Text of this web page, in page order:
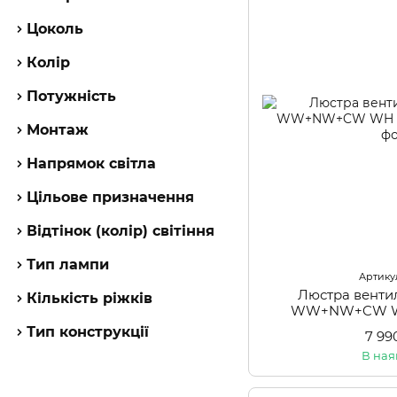
Люстра
WW+NW+CW
7
В
Цоколь
Колір
Потужність
Монтаж
Напрямок світла
Цільове призначення
Відтінок (колір) світіння
Тип лампи
Кількість ріжків
Тип конструкції